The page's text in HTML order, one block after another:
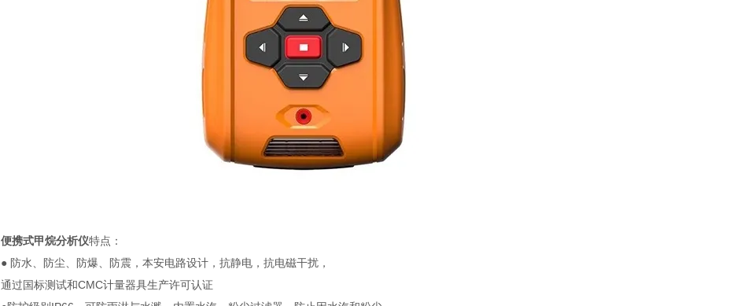
便携式甲烷分析仪特点：
● 防水、防尘、防爆、防震，本安电路设计，抗静电，抗电磁干扰，
通过国标测试和CMC计量器具生产许可认证